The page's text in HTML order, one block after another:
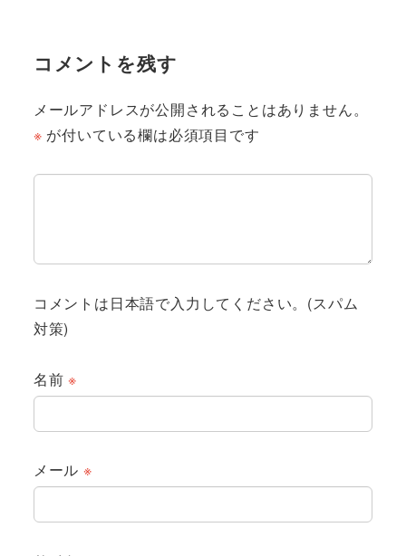
コメントを残す
メールアドレスが公開されることはありません。
※ が付いている欄は必須項目です
コメントは日本語で入力してください。(スパム
対策)
名前※
メール ※